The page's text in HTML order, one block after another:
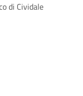
di Cividale